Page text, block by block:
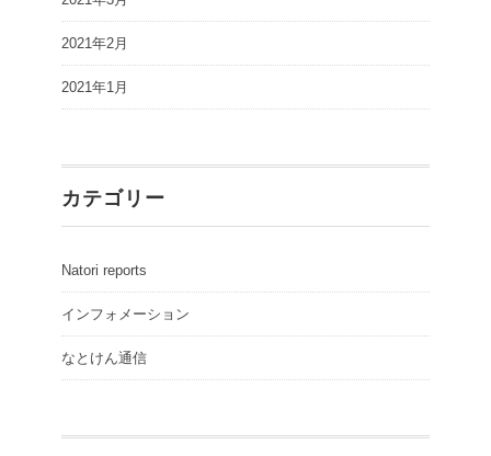
2021年2月
2021年1月
カテゴリー
Natori reports
インフォメーション
なとけん通信